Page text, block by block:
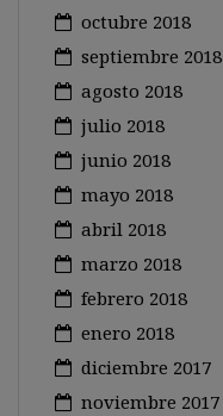
octubre 2018
septiembre 2018
agosto 2018
julio 2018
junio 2018
mayo 2018
abril 2018
marzo 2018
febrero 2018
enero 2018
diciembre 2017
noviembre 2017